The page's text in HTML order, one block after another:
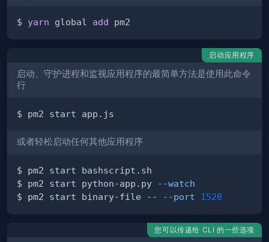
$ yarn global add
启动应用程序
启动、守护进程和监视应用程序的最简单方法是使用此命令
行
或者轻松启动任何其他应用程序
$ pm2 start python-app.py
--watch
$ pm2 start binary-file --
--port 1520
您可以传递给 CLI 的一些选项